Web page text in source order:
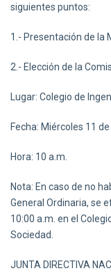
siguientes puntos:
1.- Presentación de la
2.- Elección de la
Lugar: Colegio de
Fecha: Miércoles 11
Hora: 10 a.m.
Nota: En caso de no
General Ordinaria, se
10:00 a.m. en el
Sociedad.
JUNTA DIRECTIVA